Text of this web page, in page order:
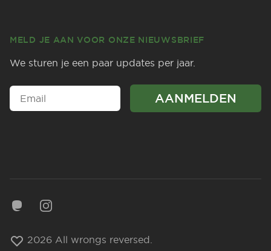
MELD JE AAN VOOR ONZE NIEUWSBRIEF
We sturen je een paar updates per jaar.
MastodonInstagram
2026 All wrongs reversed.